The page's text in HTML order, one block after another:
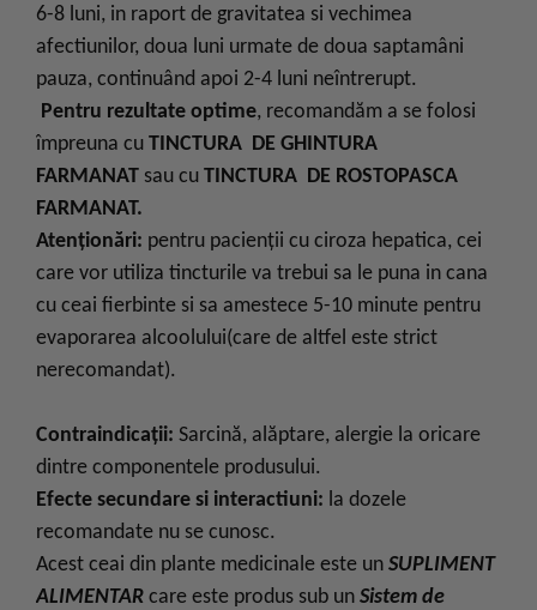
6-8 luni, in raport de gravitatea si vechimea
afectiunilor, doua luni urmate de doua saptamâni
pauza, continuând apoi 2-4 luni neîntrerupt.
Pentru rezultate optime, recomandăm a se folosi
împreuna cu TINCTURA DE GHINTURA
FARMANAT sau cu TINCTURA DE ROSTOPASCA
FARMANAT.
Atenţionări: pentru pacienţii cu ciroza hepatica, cei
care vor utiliza tincturile va trebui sa le puna in cana
cu ceai fierbinte si sa amestece 5-10 minute pentru
evaporarea alcoolului(care de altfel este strict
nerecomandat).
Contraindicații: Sarcină, alăptare, alergie la oricare
dintre componentele produsului.
Efecte secundare si interactiuni: la dozele
recomandate nu se cunosc.
Acest ceai din plante medicinale este un SUPLIMENT
ALIMENTAR care este produs sub un Sistem de